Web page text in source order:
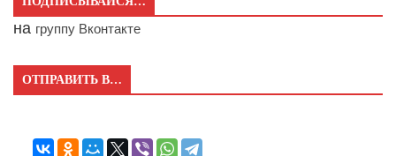
на группу Вконтакте
ОТПРАВИТЬ В…